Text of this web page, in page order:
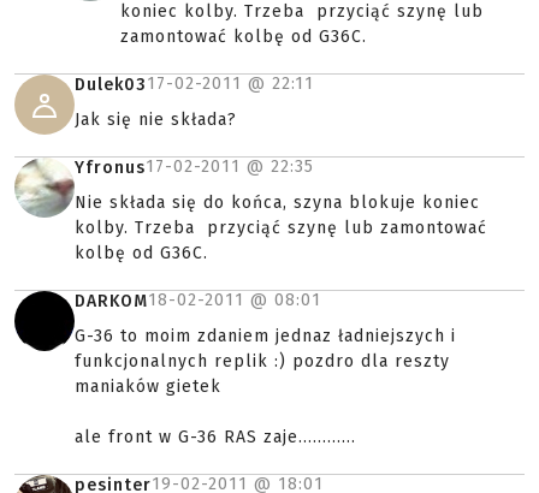
koniec kolby. Trzeba przyciąć szynę lub
zamontować kolbę od G36C.
Dulek0317-02-2011 @ 22:11
Jak się nie składa?
Yfronus17-02-2011 @ 22:35
Nie składa się do końca, szyna blokuje koniec
kolby. Trzeba przyciąć szynę lub zamontować
kolbę od G36C.
DARKOM18-02-2011 @ 08:01
G-36 to moim zdaniem jednaz ładniejszych i
funkcjonalnych replik :) pozdro dla reszty
maniaków gietek
ale front w G-36 RAS zaje............
pesinter19-02-2011 @ 18:01